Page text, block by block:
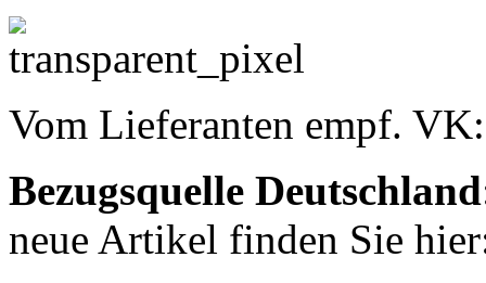
Vom Lieferanten empf.
Bezugsquelle Deutschland
neue Artikel finden Sie